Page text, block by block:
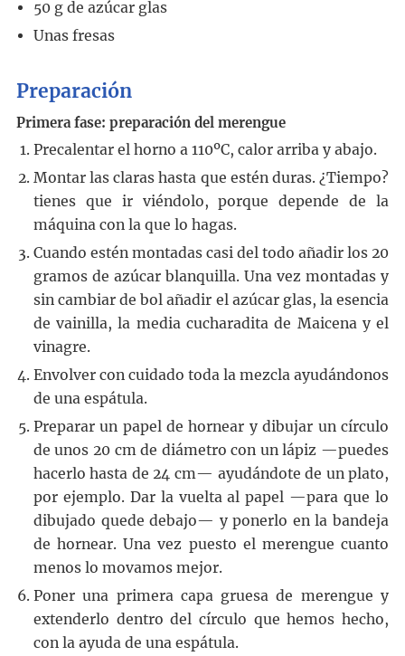
50 g de azúcar glas
Unas fresas
Preparación
Primera fase: preparación del merengue
Precalentar el horno a 110ºC, calor arriba y abajo.
Montar las claras hasta que estén duras. ¿Tiempo?
tienes que ir viéndolo, porque depende de la
máquina con la que lo hagas.
Cuando estén montadas casi del todo añadir los 20
gramos de azúcar blanquilla. Una vez montadas y
sin cambiar de bol añadir el azúcar glas, la esencia
de vainilla, la media cucharadita de Maicena y el
vinagre.
Envolver con cuidado toda la mezcla ayudándonos
de una espátula.
Preparar un papel de hornear y dibujar un círculo
de unos 20 cm de diámetro con un lápiz —puedes
hacerlo hasta de 24 cm— ayudándote de un plato,
por ejemplo. Dar la vuelta al papel —para que lo
dibujado quede debajo— y ponerlo en la bandeja
de hornear. Una vez puesto el merengue cuanto
menos lo movamos mejor.
Poner una primera capa gruesa de merengue y
extenderlo dentro del círculo que hemos hecho,
con la ayuda de una espátula.